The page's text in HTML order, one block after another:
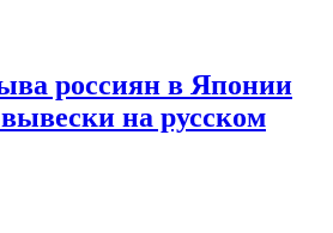
россиян в Японии
на русском